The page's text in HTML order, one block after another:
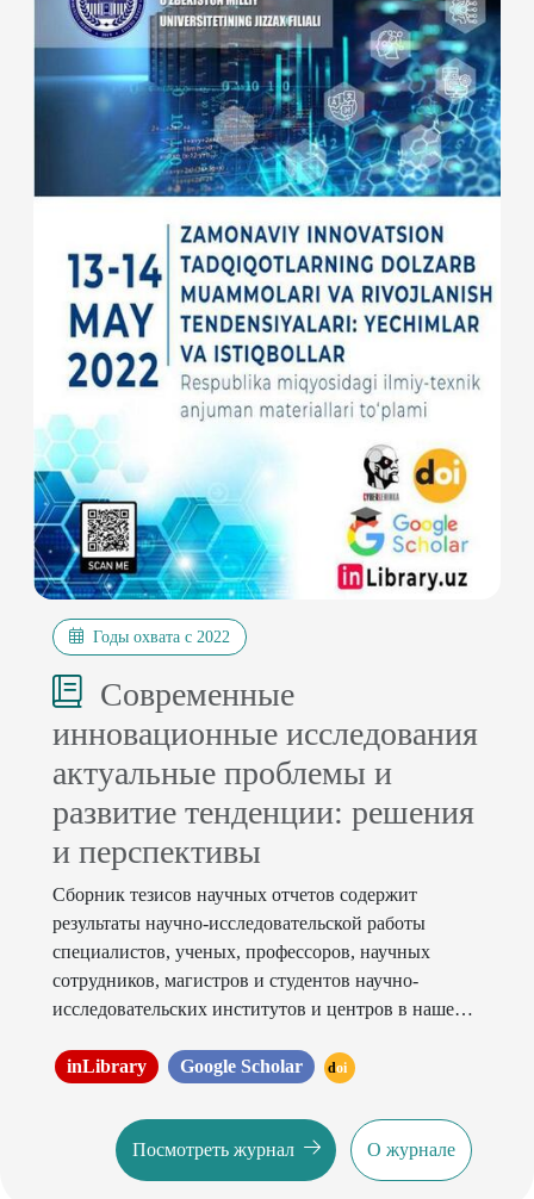
Годы охвата с 2022
Современные
инновационные исследования
актуальные проблемы и
развитие тенденции: решения
и перспективы
Сборник тезисов научных отчетов содержит
результаты научно-исследовательской работы
специалистов, ученых, профессоров, научных
сотрудников, магистров и студентов научно-
исследовательских институтов и центров в нашей
inLibrary
Google Scholar doi
Посмотреть журнал О журнале